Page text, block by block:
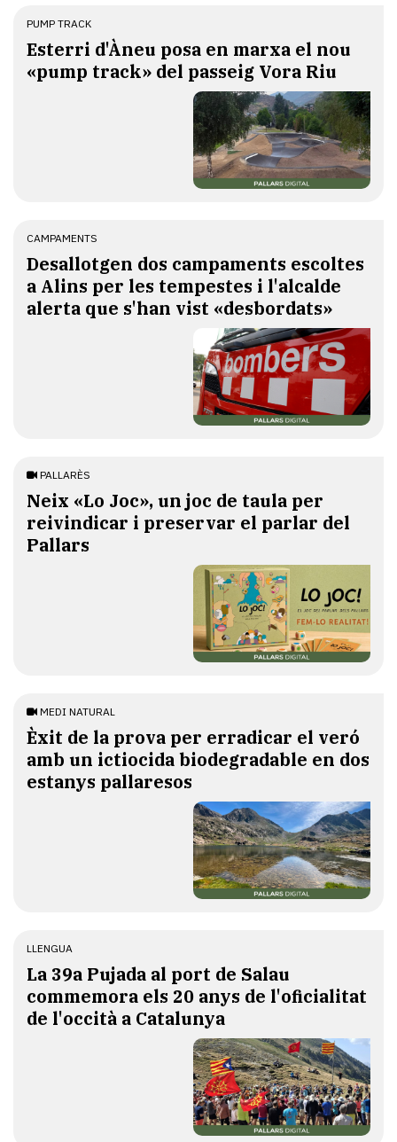
PUMP TRACK
Esterri d'Àneu posa en marxa el nou
«pump track» del passeig Vora Riu
CAMPAMENTS
​Desallotgen dos campaments escoltes
a Alins per les tempestes i l'alcalde
alerta que s'han vist «desbordats»
PALLARÈS
​Neix «Lo Joc», un joc de taula per
reivindicar i preservar el parlar del
Pallars
MEDI NATURAL
Èxit de la prova per erradicar el veró
amb un ictiocida biodegradable en dos
estanys pallaresos
LLENGUA
​La 39a Pujada al port de Salau
commemora els 20 anys de l'oficialitat
de l'occità a Catalunya